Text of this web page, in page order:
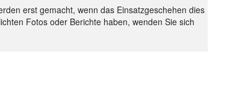
erst gemacht, wenn das Einsatzgeschehen dies
Fotos oder Berichte haben, wenden Sie sich